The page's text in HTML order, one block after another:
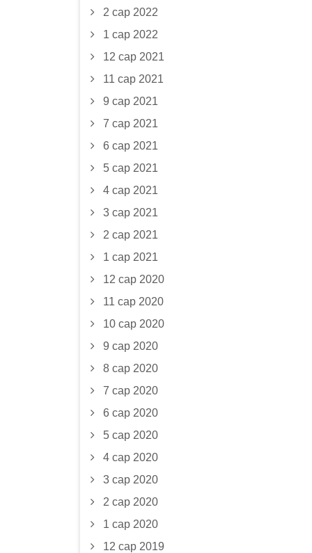
2 сар 2022
1 сар 2022
12 сар 2021
11 сар 2021
9 сар 2021
7 сар 2021
6 сар 2021
5 сар 2021
4 сар 2021
3 сар 2021
2 сар 2021
1 сар 2021
12 сар 2020
11 сар 2020
10 сар 2020
9 сар 2020
8 сар 2020
7 сар 2020
6 сар 2020
5 сар 2020
4 сар 2020
3 сар 2020
2 сар 2020
1 сар 2020
12 сар 2019